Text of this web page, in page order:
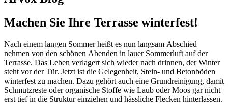
Machen Sie Ihre Terrasse winterfest!
Nach einem langen Sommer heißt es nun langsam Abschied
nehmen von den schönen Abenden in lauer Sommerluft auf der
Terrasse. Das Leben verlagert sich wieder nach drinnen, der Winter
steht vor der Tür. Jetzt ist die Gelegenheit, Stein- und Betonböden
winterfest zu machen. Dazu gehört auch eine Grundreinigung, damit
Schmutzreste oder organische Stoffe wie Laub oder Moos gar nicht
erst tief in die Struktur einziehen und hässliche Flecken hinterlassen.